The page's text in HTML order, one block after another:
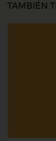
TAMBIÉN